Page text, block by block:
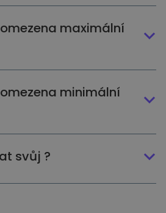
maximální
minimální
svůj ?